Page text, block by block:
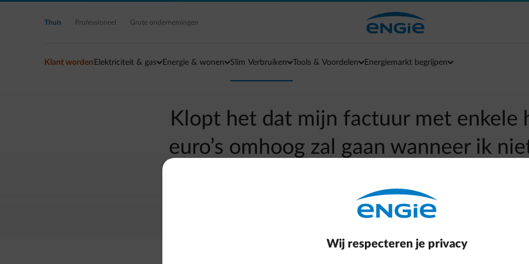
Ga naar de hoofdinhoud
Thuis Professioneel Grote ondernemingen
Klant worden Elektriciteit & gas Energie & wonen Slim Verbruiken Tools & Voordelen Energiemarkt begrijpen
Klopt het dat mijn factuur met enkele
euro’s omhoog zal gaan wanneer ik
Terug naar contactpagina
Wij respecteren je privacy